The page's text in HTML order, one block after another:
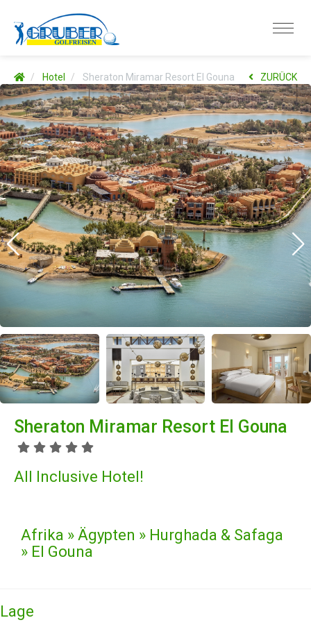
Hotel Sheraton Miramar Resort El Gouna ZURÜCK
Sheraton Miramar Resort El Gouna
All Inclusive Hotel!
Afrika » Ägypten » Hurghada & Safaga
» El Gouna
Lage